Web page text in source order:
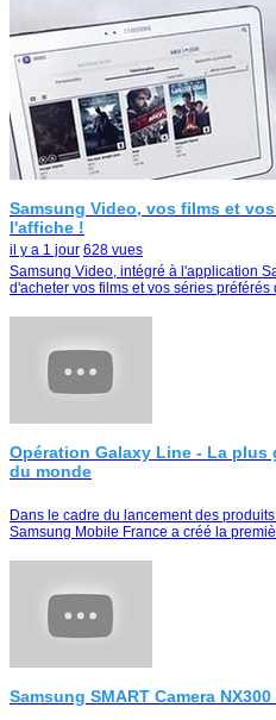
Samsung Video, vos films et
l'affiche !
il y a 1 jour 628 vues
Samsung Video, intégré à l'application
d'acheter vos films et vos séries
Opération Galaxy Line - La
du monde
Dans le cadre du lancement des
Samsung Mobile France a créé la
Samsung SMART Camera